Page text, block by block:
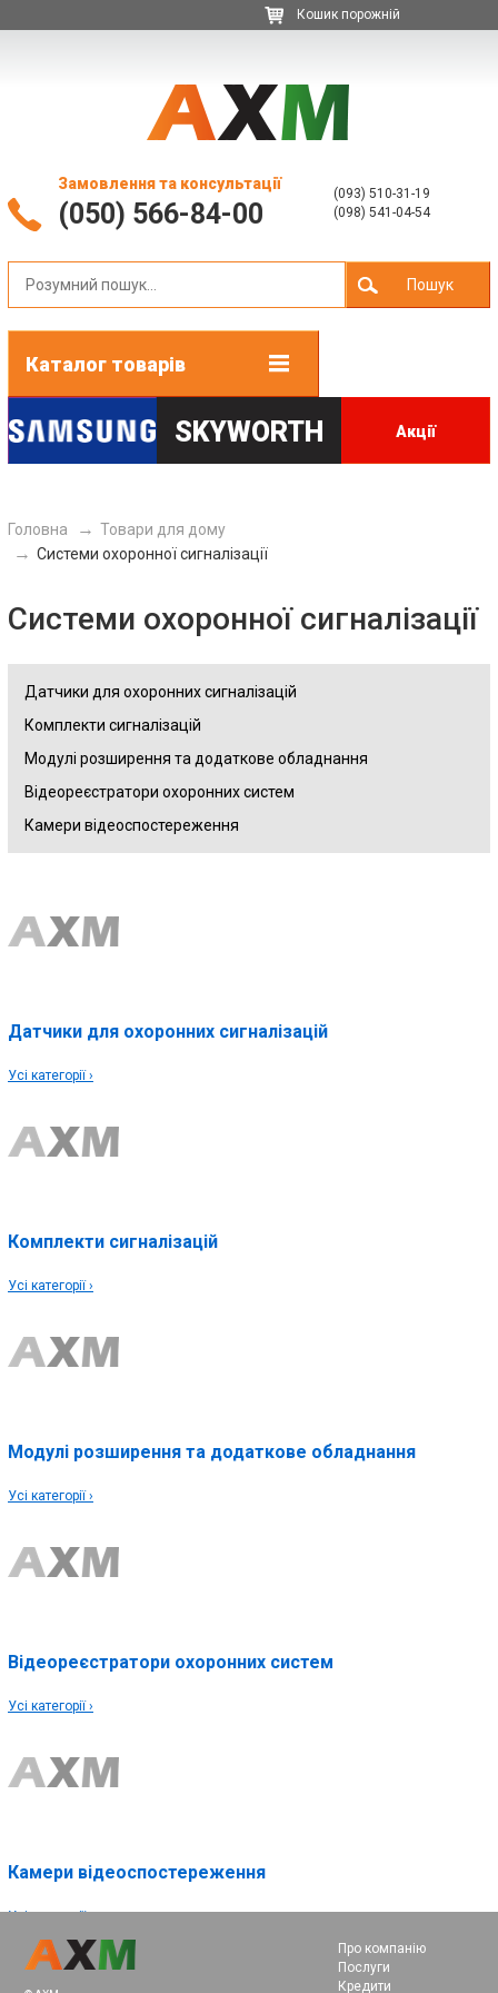
Кошик порожній
Замовлення та консультації
(050) 566-84-00
(093) 510-31-19
(098) 541-04-54
Пошук
Каталог товарів
SKYWORTH Акції
Головна
Товари для дому
Системи охоронної сигналізації
Системи охоронної сигналізації
Датчики для охоронних сигналізацій
Комплекти сигналізацій
Модулі розширення та додаткове обладнання
Відеореєстратори охоронних систем
Камери відеоспостереження
Датчики для охоронних сигналізацій
Усі категорії ›
Комплекти сигналізацій
Усі категорії ›
Модулі розширення та додаткове обладнання
Усі категорії ›
Відеореєстратори охоронних систем
Усі категорії ›
Камери відеоспостереження
Усі категорії ›
Про компанію
Послуги
Кредити